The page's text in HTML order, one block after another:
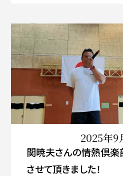
2025年9
関暁夫さんの情熱倶楽
させて頂きました！